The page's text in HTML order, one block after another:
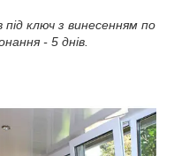
ключ з винесенням по
- 5 днів.